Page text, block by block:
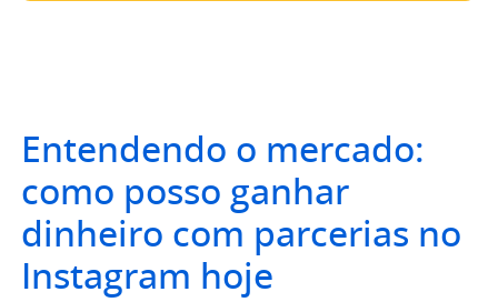
Entendendo o mercado:
como posso ganhar
dinheiro com parcerias no
Instagram hoje